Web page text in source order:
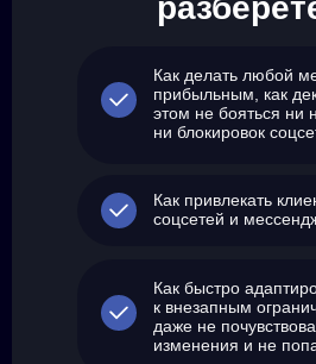
Как делать любой
прибыльным, как
этом не бояться ни
ни блокировок
Как привлекать
соцсетей и
Как быстро
к внезапным
даже не
изменения и не